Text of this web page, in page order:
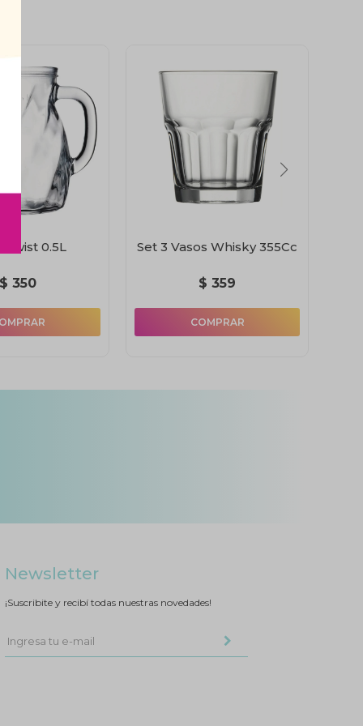
Twist 0.5L
$ 350
Set 3 Vasos Whisky 355Cc
$ 359
Newsletter
¡Suscribite y recibí todas nuestras novedades!